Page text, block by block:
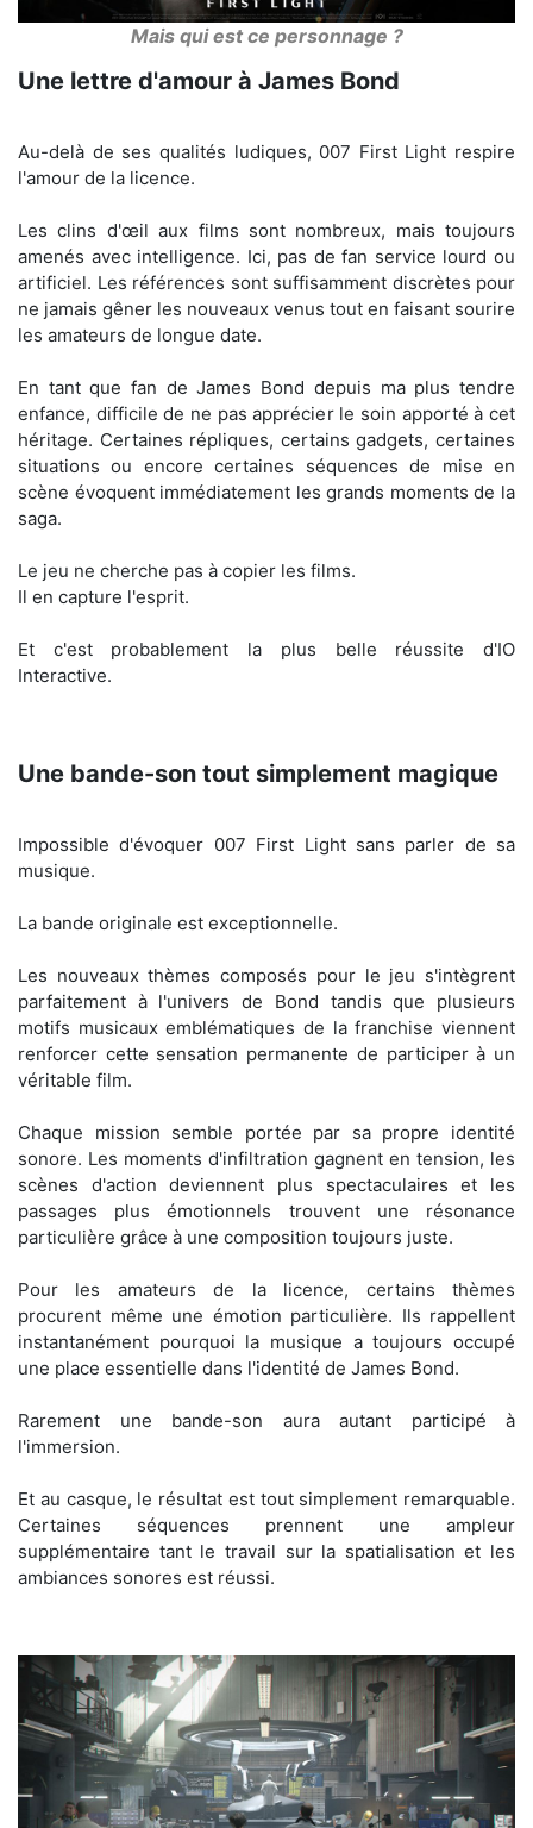
Mais qui est ce personnage ?
Une lettre d'amour à James Bond
Au-delà de ses qualités ludiques, 007 First Light respire
l'amour de la licence.
Les clins d'œil aux films sont nombreux, mais toujours
amenés avec intelligence. Ici, pas de fan service lourd ou
artificiel. Les références sont suffisamment discrètes pour
ne jamais gêner les nouveaux venus tout en faisant sourire
les amateurs de longue date.
En tant que fan de James Bond depuis ma plus tendre
enfance, difficile de ne pas apprécier le soin apporté à cet
héritage. Certaines répliques, certains gadgets, certaines
situations ou encore certaines séquences de mise en
scène évoquent immédiatement les grands moments de la
saga.
Le jeu ne cherche pas à copier les films.
Il en capture l'esprit.
Et c'est probablement la plus belle réussite d'IO
Interactive.
Une bande-son tout simplement magique
Impossible d'évoquer 007 First Light sans parler de sa
musique.
La bande originale est exceptionnelle.
Les nouveaux thèmes composés pour le jeu s'intègrent
parfaitement à l'univers de Bond tandis que plusieurs
motifs musicaux emblématiques de la franchise viennent
renforcer cette sensation permanente de participer à un
véritable film.
Chaque mission semble portée par sa propre identité
sonore. Les moments d'infiltration gagnent en tension, les
scènes d'action deviennent plus spectaculaires et les
passages plus émotionnels trouvent une résonance
particulière grâce à une composition toujours juste.
Pour les amateurs de la licence, certains thèmes
procurent même une émotion particulière. Ils rappellent
instantanément pourquoi la musique a toujours occupé
une place essentielle dans l'identité de James Bond.
Rarement une bande-son aura autant participé à
l'immersion.
Et au casque, le résultat est tout simplement remarquable.
Certaines séquences prennent une ampleur
supplémentaire tant le travail sur la spatialisation et les
ambiances sonores est réussi.